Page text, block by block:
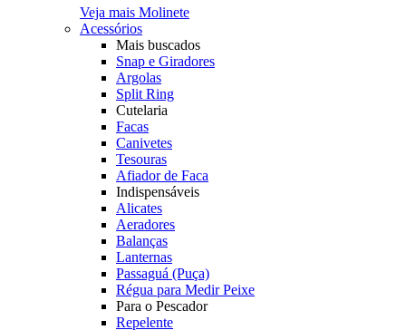
Veja mais Molinete
Acessórios
Mais buscados
Snap e Giradores
Argolas
Split Ring
Cutelaria
Facas
Canivetes
Tesouras
Afiador de Faca
Indispensáveis
Alicates
Aeradores
Balanças
Lanternas
Passaguá (Puça)
Régua para Medir Peixe
Para o Pescador
Repelente